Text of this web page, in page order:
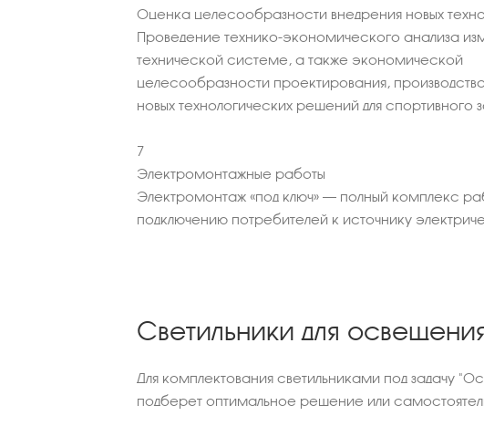
Оценка целесообразности внедрения новых
Проведение технико-экономического анализа
технической системе, а также экономической
целесообразности проектирования,
новых технологических решений для спортивного
7
Электромонтажные работы
Электромонтаж «под ключ» – полный комплекс
подключению потребителей к источнику
Светильники для
Для комплектования светильниками под задачу
подберет оптимальное решение или